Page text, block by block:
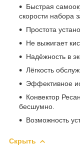
Быстрая
скорости набора
Простота
Не выжигает
Надёжность в
Лёгкость
Эффективное
Конвектор
бесшумно.
Возможность
Скрыть